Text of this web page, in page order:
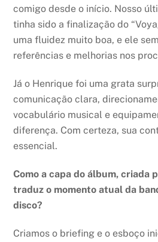
comigo desde o início. Nosso
tinha sido a finalização do
uma fluidez muito boa, e ele
referências e melhorias nos
Já o Henrique foi uma grata
comunicação clara,
vocabulário musical e
diferença. Com certeza, sua
essencial.
Como a capa do álbum, criada
traduz o momento atual da
disco?
Criamos o briefing e o esboço